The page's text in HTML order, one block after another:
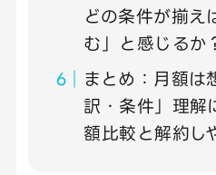
どの条件が揃え
む」と感じるか
まとめ：月額は
訳・条件」理
額比較と解約し